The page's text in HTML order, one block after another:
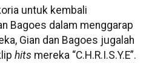
untuk kembali
Bagoes dalam menggarap
Gian dan Bagoes jugalah
hits mereka “C.H.R.I.S.Y.E”.